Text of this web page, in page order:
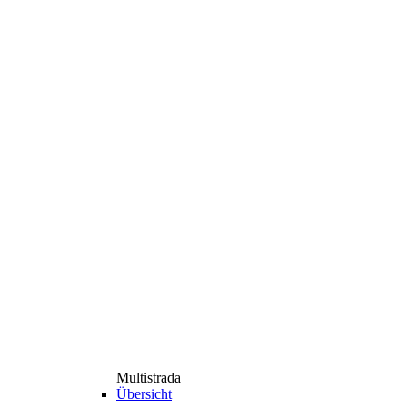
Multistrada
Übersicht